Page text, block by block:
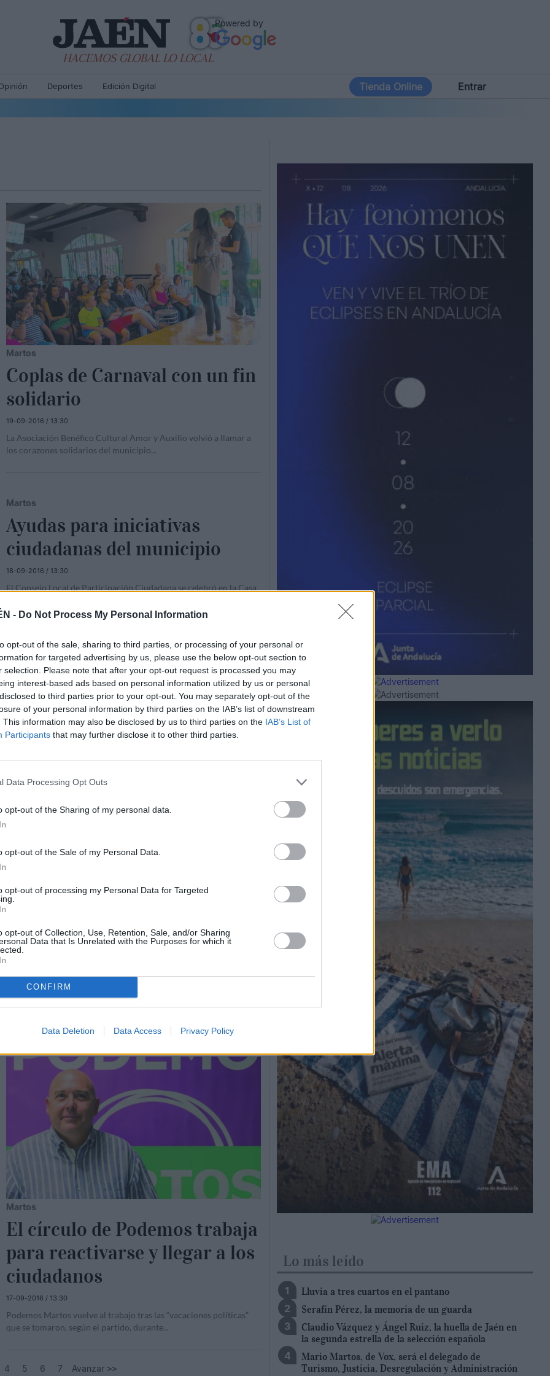
- Do Not Process My Personal Information
opt-out of the sale, sharing to third parties, or processing of your personal or
for targeted advertising by us, please use the below opt-out section to
selection. Please note that after your opt-out request is processed you may
interest-based ads based on personal information utilized by us or personal
to third parties prior to your opt-out. You may separately opt-out of the
of your personal information by third parties on the IAB’s list of downstream
This information may also be disclosed by us to third parties on the IAB’s List of
Participants that may further disclose it to other third parties.
Data Processing Opt Outs
opt-out of the Sharing of my personal data.
opt-out of the Sale of my Personal Data.
opt-out of processing my Personal Data for Targeted
opt-out of Collection, Use, Retention, Sale, and/or Sharing
Data that Is Unrelated with the Purposes for which it
CONFIRM
Data Deletion Data Access Privacy Policy
Powered by
HACEMOS GLOBAL LO LOCAL
Tienda Online Entrar
Deportes Edición Digital
Martos
Coplas de Carnaval con un fin
solidario
19-09-2016 / 13:30
La Asociación Benéfico Cultural Amor y Auxilio volvió a llamar a
los corazones solidarios del municipio...
Martos
Ayudas para iniciativas
ciudadanas del municipio
18-09-2016 / 13:30
El Consejo Local de Participación Ciudadana se celebró en la Casa
Actividades para seguir en la
lucha contra el alzhéimer
18-09-2016 / 13:30
La Asociación de Familiares y Enfermos de Alzhéimer (AFA VIVE)
Martos
El círculo de Podemos trabaja
para reactivarse y llegar a los
ciudadanos
17-09-2016 / 13:30
Podemos Martos vuelve al trabajo tras las “vacaciones políticas”
que se tomaron, según el partido, durante...
4 5 6 7 Avanzar
Lo más leído
Lluvia a tres cuartos en el pantano
Serafín Pérez, la memoria de un guarda
Claudio Vázquez y Ángel Ruiz, la huella de Jaén en
la segunda estrella de la selección española
Mario Martos, de Vox, será el delegado de
Turismo, Justicia, Desregulación y Administración